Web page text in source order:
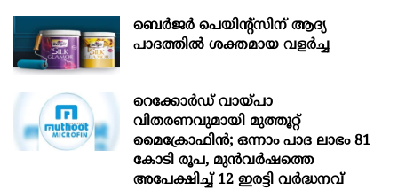
ബെർജർ പെയിന്റ്സിന് ആദ്യ
പാദത്തിൽ ശക്തമായ വളർച്ച
റെക്കോർഡ് വായ്പാ
വിതരണവുമായി മുത്തൂറ്റ്
മൈക്രോഫിൻ; ഒന്നാം പാദ ലാഭം 81
കോടി രൂപ, മുൻവർഷത്തെ
അപേക്ഷിച്ച് 12 ഇരട്ടി വർദ്ധനവ്